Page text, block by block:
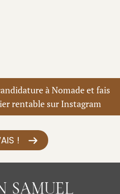
à Nomade et fais
rentable sur Instagram
!